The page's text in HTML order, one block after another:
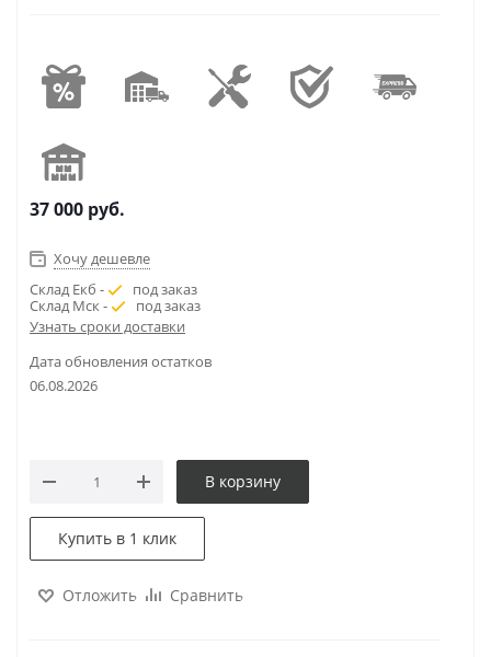
37 000 руб.
Хочу дешевле
Склад Екб -
под заказ
Склад Мск -
под заказ
Узнать сроки доставки
Дата обновления остатков
06.08.2026
В корзину
Купить в 1 клик
Отложить Сравнить